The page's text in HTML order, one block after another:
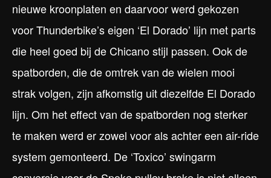
nieuwe kroonplaten en daarvoor werd gekozen
voor Thunderbike’s eigen ‘El Dorado’ lijn met parts
die heel goed bij de Chicano stijl passen. Ook de
spatborden, die de omtrek van de wielen mooi
strak volgen, zijn afkomstig uit diezelfde El Dorado
lijn. Om het effect van de spatborden nog sterker
te maken werd er zowel voor als achter een air-ride
system gemonteerd. De ‘Toxico’ swingarm